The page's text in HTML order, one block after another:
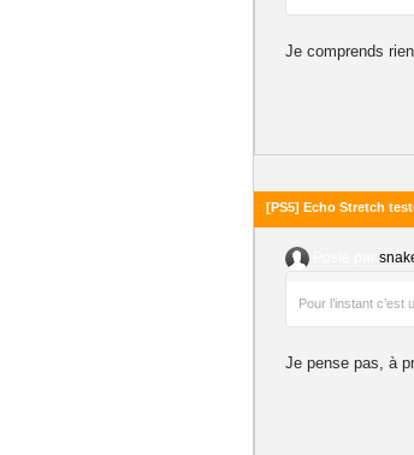
Je comprends
[PS5] Echo Stretch
Pour l’instant
Je pense pas, à